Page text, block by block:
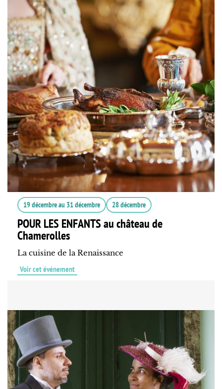
19 décembreau 31 décembre 28 décembre
POUR LES ENFANTS au château de
Chamerolles
La cuisine de la Renaissance
Voir cet événement